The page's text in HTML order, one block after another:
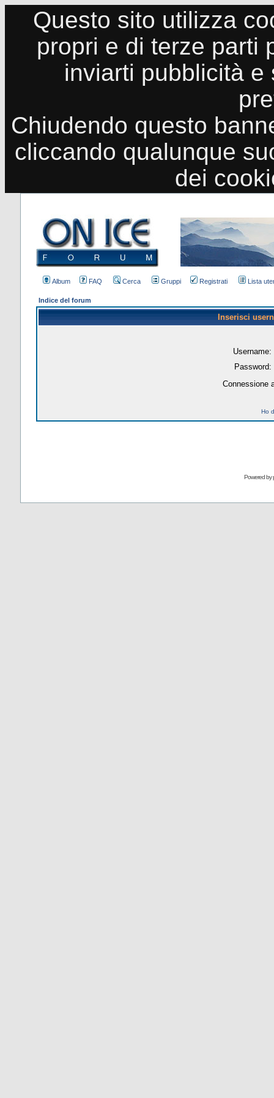
Questo sito utilizza
propri e di terze parti
inviarti pubblicità
Chiudendo questo
cliccando qualunque
dei
Album FAQ Cerca Gruppi Registrati Lista
Indice del forum
Inserisci
Username:
Password:
Connessione
Ho
Powered by